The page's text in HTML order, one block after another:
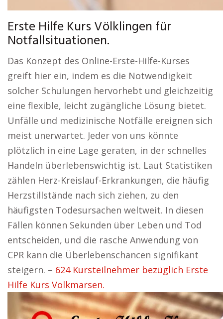
Erste Hilfe Kurs Völklingen für
Notfallsituationen.
Das Konzept des Online-Erste-Hilfe-Kurses
greift hier ein, indem es die Notwendigkeit
solcher Schulungen hervorhebt und gleichzeitig
eine flexible, leicht zugängliche Lösung bietet.
Unfälle und medizinische Notfälle ereignen sich
meist unerwartet. Jeder von uns könnte
plötzlich in eine Lage geraten, in der schnelles
Handeln überlebenswichtig ist. Laut Statistiken
zählen Herz-Kreislauf-Erkrankungen, die häufig
Herzstillstände nach sich ziehen, zu den
häufigsten Todesursachen weltweit. In diesen
Fällen können Sekunden über Leben und Tod
entscheiden, und die rasche Anwendung von
CPR kann die Überlebenschancen signifikant
steigern. – 624 Kursteilnehmer bezüglich Erste
Hilfe Kurs Volkmarsen.